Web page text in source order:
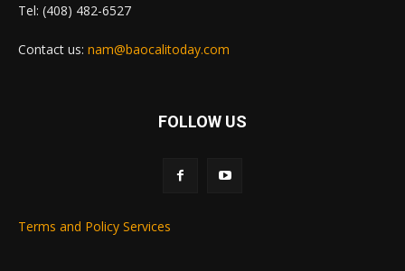
Tel: (408) 482-6527
Contact us: nam@baocalitoday.com
FOLLOW US
Terms and Policy Services